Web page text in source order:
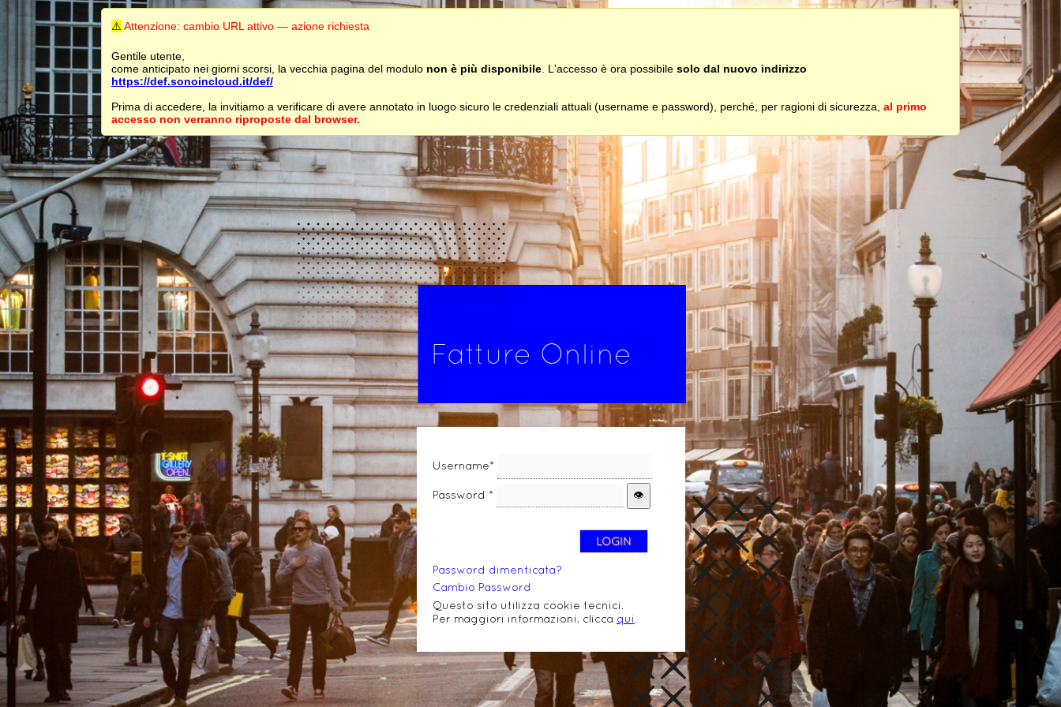
⚠️ Attenzione: cambio URL attivo — azione richiesta
Gentile utente,
come anticipato nei giorni scorsi, la vecchia pagina del modulo non è più disponibile. L'accesso è ora possibile solo dal nuovo indirizzo
https://def.sonoincloud.it/def/
Prima di accedere, la invitiamo a verificare di avere annotato in luogo sicuro le credenziali attuali (username e password), perché, per ragioni di sicurezza, al primo
accesso non verranno riproposte dal browser.
Fatture Online
Username*
Password *
Password dimenticata?
Cambio Password
Questo sito utilizza cookie tecnici.
Per maggiori informazioni, clicca qui